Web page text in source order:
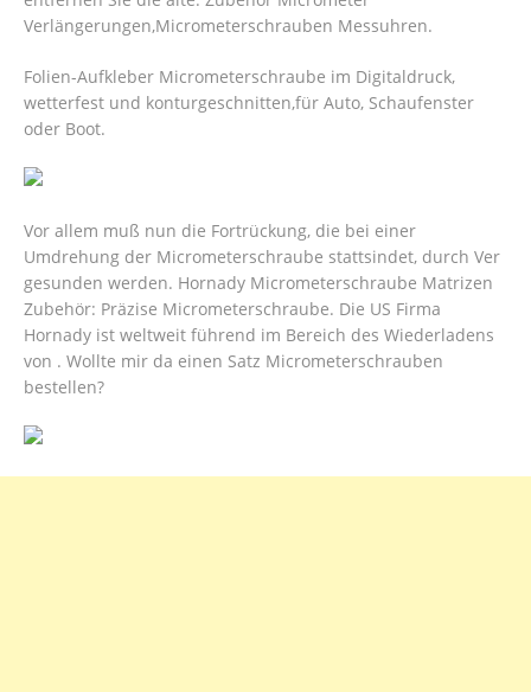
Verlängerungen,Micrometerschrauben Messuhren.
Folien-Aufkleber Micrometerschraube im Digitaldruck,
wetterfest und konturgeschnitten,für Auto, Schaufenster
oder Boot.
Vor allem muß nun die Fortrückung, die bei einer
Umdrehung der Micrometerschraube stattsindet, durch Ver
gesunden werden. Hornady Micrometerschraube Matrizen
Zubehör: Präzise Micrometerschraube. Die US Firma
Hornady ist weltweit führend im Bereich des Wiederladens
von . Wollte mir da einen Satz Micrometerschrauben
bestellen?